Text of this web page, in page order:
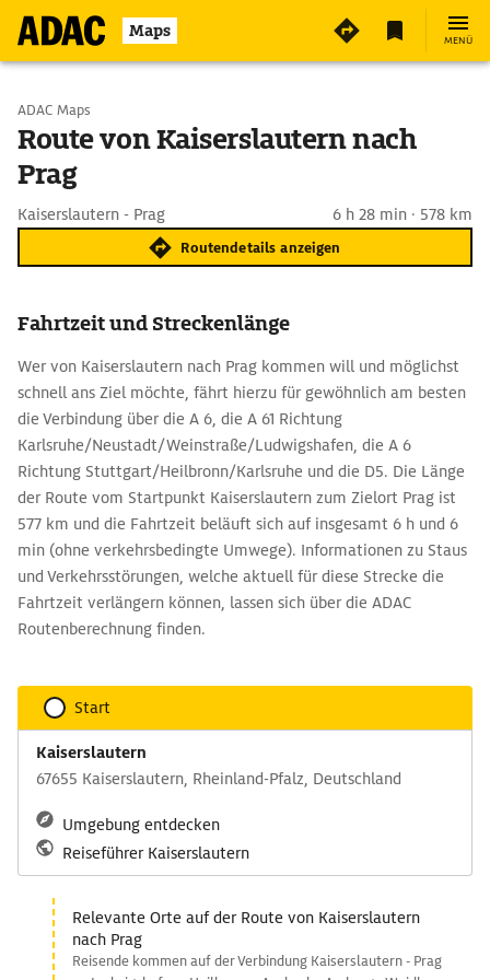
Maps MENÜ
Start wählen
Ziel eingeben
ADAC Maps
Route von Kaiserslautern nach
Prag
Kaiserslautern - Prag 6 h 28 min · 578 km
Routendetails anzeigen
Fahrtzeit und Streckenlänge
Wer von Kaiserslautern nach Prag kommen will und möglichst
schnell ans Ziel möchte, fährt hierzu für gewöhnlich am besten
die Verbindung über die A 6, die A 61 Richtung
Karlsruhe/Neustadt/Weinstraße/Ludwigshafen, die A 6
Richtung Stuttgart/Heilbronn/Karlsruhe und die D5. Die Länge
der Route vom Startpunkt Kaiserslautern zum Zielort Prag ist
577 km und die Fahrtzeit beläuft sich auf insgesamt 6 h und 6
min (ohne verkehrsbedingte Umwege). Informationen zu Staus
und Verkehrsstörungen, welche aktuell für diese Strecke die
Fahrtzeit verlängern können, lassen sich über die ADAC
Routenberechnung finden.
Start
Kaiserslautern
67655 Kaiserslautern, Rheinland-Pfalz, Deutschland
Umgebung entdecken
Reiseführer Kaiserslautern
Relevante Orte auf der Route von Kaiserslautern
nach Prag
Reisende kommen auf der Verbindung Kaiserslautern - Prag